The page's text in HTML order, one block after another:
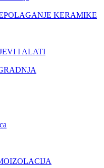
POLAGANJE KERAMIKE
I ALATI